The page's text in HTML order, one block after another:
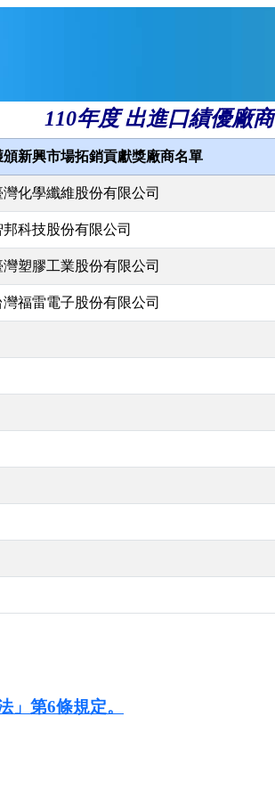
110年度 出進口績優廠商
頒新興市場拓銷貢獻獎廠商名單
灣化學纖維股份有限公司
邦科技股份有限公司
灣塑膠工業股份有限公司
灣福雷電子股份有限公司
」第6條規定。